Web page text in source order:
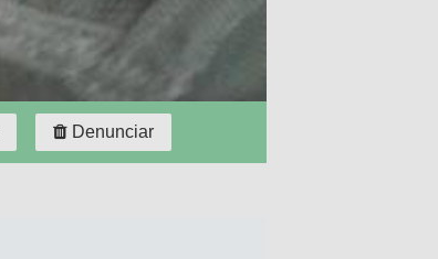
Denunciar